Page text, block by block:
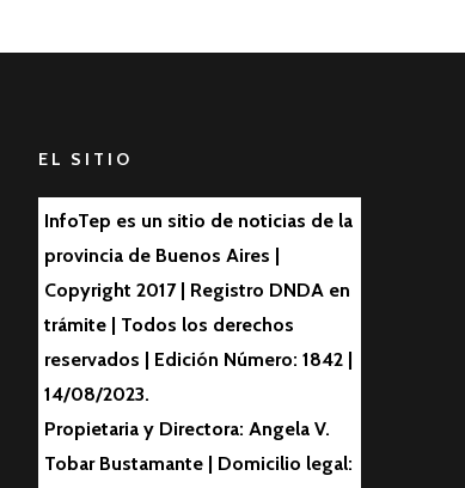
EL SITIO
InfoTep es un sitio de noticias de la
provincia de Buenos Aires |
Copyright 2017 | Registro DNDA en
trámite | Todos los derechos
reservados | Edición Número: 1842 |
14/08/2023.
Propietaria y Directora: Angela V.
Tobar Bustamante | Domicilio legal: